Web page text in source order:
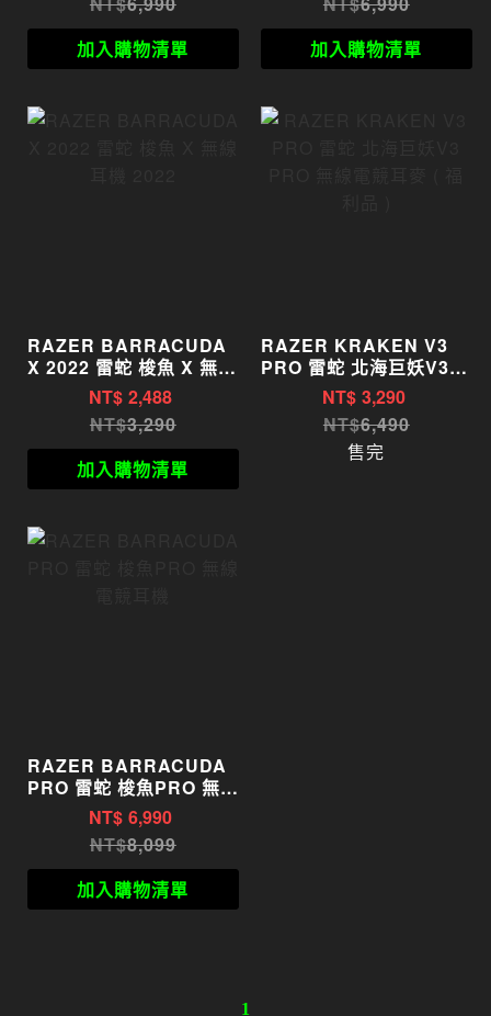
加入購物清單
加入購物清單
RAZER BARRACUDA
X 2022 雷蛇 梭魚 X 無線
耳機 2022
NT$ 2,488
3,290
加入購物清單
RAZER KRAKEN V3
PRO 雷蛇 北海巨妖V3
PRO 無線電競耳麥 ( 福
NT$ 3,290
6,490
售完
RAZER BARRACUDA
PRO 雷蛇 梭魚PRO 無線
電競耳機NT$ 6,990
8,099
加入購物清單
1